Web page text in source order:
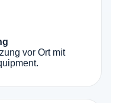
vor Ort mit